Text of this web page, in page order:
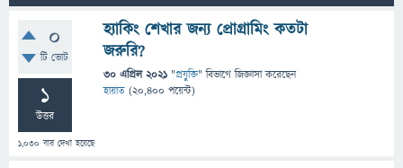
0
টি ভোট
1
উত্তর
1,030 বার দেখা হয়েছে
হ্যাকিং শেখার জন্য প্রোগ্রামিং কতটা
জরুরি?
30 এপ্রিল 2021 "প্রযুক্তি" বিভাগে জিজ্ঞাসাকরেছেন
হায়াত (20,400 পয়েন্ট)